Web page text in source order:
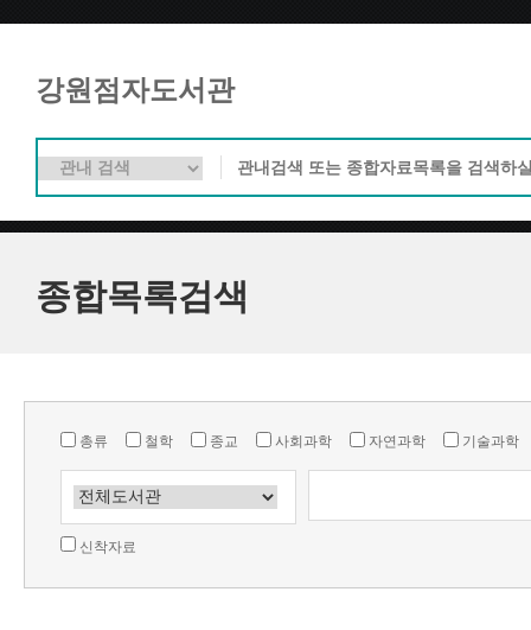
강원점자도서관
종합목록검색
총류 철학 종교 사회과학 자연과학 기술과학
신착자료